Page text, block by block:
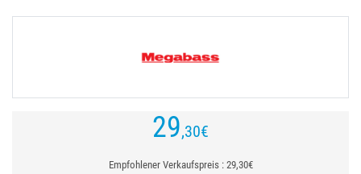
29,30€
Empfohlener Verkaufspreis : 29,30€